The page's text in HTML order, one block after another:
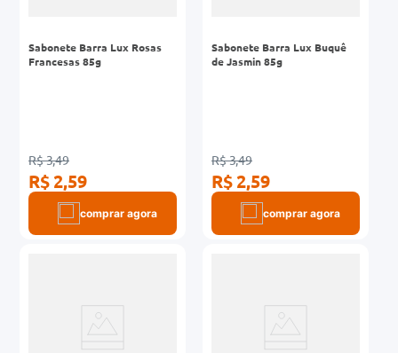
Sabonete Barra Lux Rosas
Francesas 85g
R$ 3,49
R$ 2,59
comprar agora
Sabonete Barra Lux Buquê
de Jasmin 85g
R$ 3,49
R$ 2,59
comprar agora